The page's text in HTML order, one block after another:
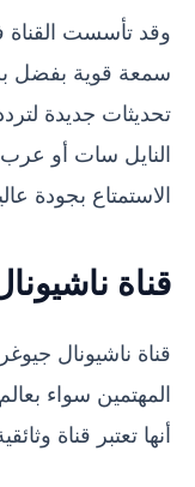
سمعة قوية بفضل
تحديثات جديدة
النايل سات أو
الاستمتاع بجودة
قناة ناشيونال
قناة ناشيونال
المهتمين سواء
أنها تعتبر قناة